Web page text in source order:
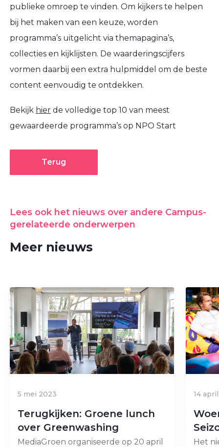
publieke omroep te vinden. Om kijkers te helpen
bij het maken van een keuze, worden
programma’s uitgelicht via themapagina’s,
collecties en kijklijsten. De waarderingscijfers
vormen daarbij een extra hulpmiddel om de beste
content eenvoudig te ontdekken.
Bekijk hier de volledige top 10 van meest
gewaardeerde programma’s op NPO Start
Terug
Lees ook het nieuws over andere Campus-
gerelateerde onderwerpen
Meer nieuws
5 mei 2023
Terugkijken: Groene lunch
over Greenwashing
MediaGroen organiseerde op 20 april
14
Het